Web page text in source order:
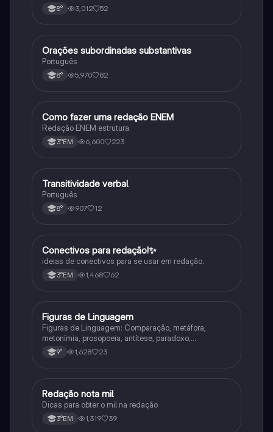
8° 3,012 52
Português
Orações subordinadas substantivas
Português
8° 5,970 82
Português
Como fazer uma redação ENEM
Redação ENEM estrutura
3°EM 6,600 223
Português
Transitividade verbal
Português
8° 907 12
Português
Conectivos para redação!✨
ideias de conectivos para se usar em redação.
3°EM 1,468 62
Português
Figuras de Linguagem
Figuras de Linguagem: Comparação, metáfora,
metonímia, prosopoeia, antítese, paradoxo,
eufemismo, hipérbole e onomatopeia
9° 1,628 23
Português
Redação nota mil
Dicas para obter o mil na redação
3°EM 1,319 39